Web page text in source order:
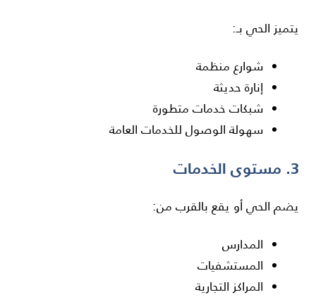
يتميز الحي بـ:
شوارع منظمة
إنارة حديثة
شبكات خدمات متطورة
سهولة الوصول للخدمات العامة
3. مستوى الخدمات
يضم الحي أو يقع بالقرب من:
المدارس
المستشفيات
المراكز التجارية